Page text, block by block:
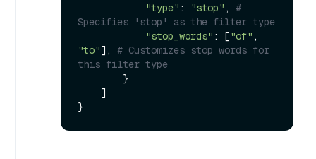
"type" : "stop" , #
Specifies 'stop' as the filter type
"stop_words" : ["of"
"to"], # Customizes stop words for
this filter type